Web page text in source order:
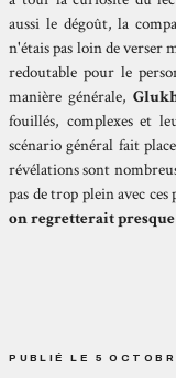
aussi le dégoût, la
n'étais pas loin de verser
redoutable pour le
manière générale,
fouillés, complexes et
scénario général fait
révélations sont
pas de trop plein avec ces
on regretterait
PUBLIÉ LE 5